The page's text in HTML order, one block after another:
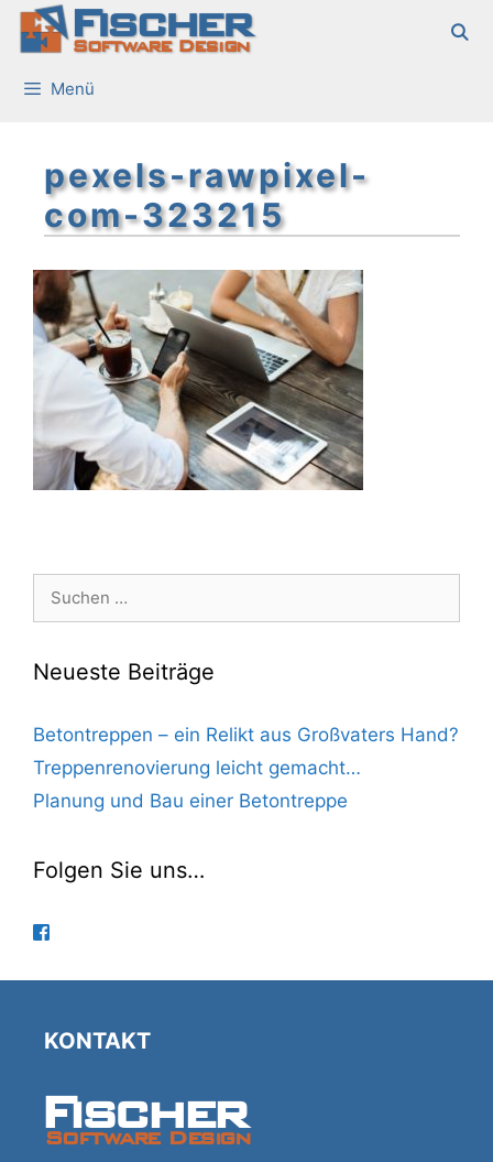
Zum
Inhalt
springen
Fischer
Software Design
Menü
pexels-rawpixel-
com-323215
Suchen
Neueste Beiträge
Betontreppen – ein Relikt aus Großvaters Hand?
Treppenrenovierung leicht gemacht…
Planung und Bau einer Betontreppe
Folgen Sie uns…
KONTAKT
Fischer
Software Design